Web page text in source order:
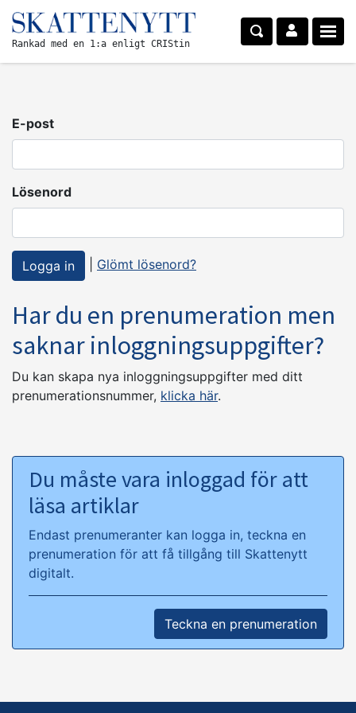
Rankad med en 1:a enligt CRIStin
E-post
Lösenord
Glömt lösenord?
Har du en prenumeration men
saknar inloggningsuppgifter?
Du kan skapa nya inloggningsuppgifter med ditt
prenumerationsnummer, klicka här.
Du måste vara inloggad för att
läsa artiklar
Endast prenumeranter kan logga in, teckna en
prenumeration för att få tillgång till Skattenytt
digitalt.
Teckna en prenumeration